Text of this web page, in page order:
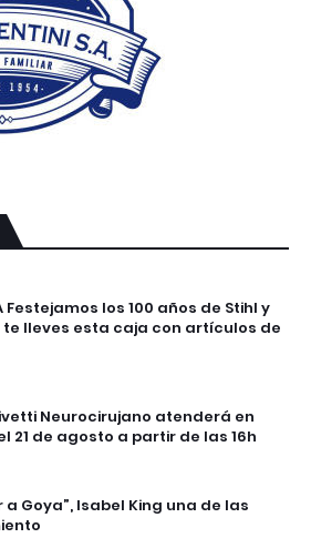
Festejamos los 100 años de Stihl y
lleves esta caja con artículos de
Neurocirujano atenderá en
21 de agosto a partir de las 16h
Goya”, Isabel King una de las